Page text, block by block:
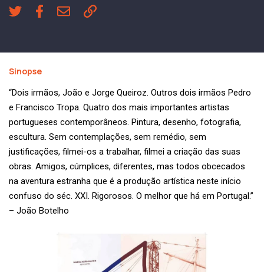
Sinopse
“Dois irmãos, João e Jorge Queiroz. Outros dois irmãos Pedro
e Francisco Tropa. Quatro dos mais importantes artistas
portugueses contemporâneos. Pintura, desenho, fotografia,
escultura. Sem contemplações, sem remédio, sem
justificações, filmei-os a trabalhar, filmei a criação das suas
obras. Amigos, cúmplices, diferentes, mas todos obcecados
na aventura estranha que é a produção artística neste início
confuso do séc. XXI. Rigorosos. O melhor que há em Portugal.”
– João Botelho